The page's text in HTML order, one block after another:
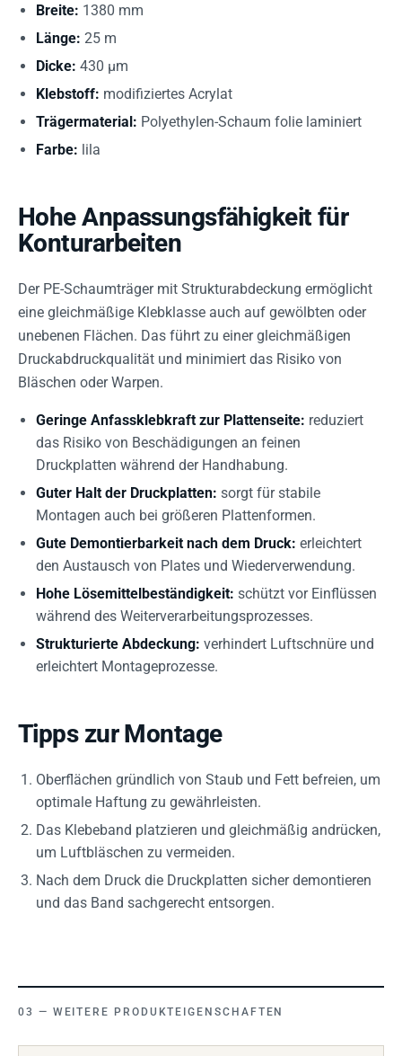
Breite: 1380 mm
Länge: 25 m
Dicke: 430 µm
Klebstoff: modifiziertes Acrylat
Trägermaterial: Polyethylen-Schaum folie laminiert
Farbe: lila
Hohe Anpassungsfähigkeit für
Konturarbeiten
Der PE-Schaumträger mit Strukturabdeckung ermöglicht
eine gleichmäßige Klebklasse auch auf gewölbten oder
unebenen Flächen. Das führt zu einer gleichmäßigen
Druckabdruckqualität und minimiert das Risiko von
Bläschen oder Warpen.
Geringe Anfassklebkraft zur Plattenseite: reduziert
das Risiko von Beschädigungen an feinen
Druckplatten während der Handhabung.
Guter Halt der Druckplatten: sorgt für stabile
Montagen auch bei größeren Plattenformen.
Gute Demontierbarkeit nach dem Druck: erleichtert
den Austausch von Plates und Wiederverwendung.
Hohe Lösemittelbeständigkeit: schützt vor Einflüssen
während des Weiterverarbeitungsprozesses.
Strukturierte Abdeckung: verhindert Luftschnüre und
erleichtert Montageprozesse.
Tipps zur Montage
Oberflächen gründlich von Staub und Fett befreien, um
optimale Haftung zu gewährleisten.
Das Klebeband platzieren und gleichmäßig andrücken,
um Luftbläschen zu vermeiden.
Nach dem Druck die Druckplatten sicher demontieren
und das Band sachgerecht entsorgen.
WEITERE PRODUKTEIGENSCHAFTEN